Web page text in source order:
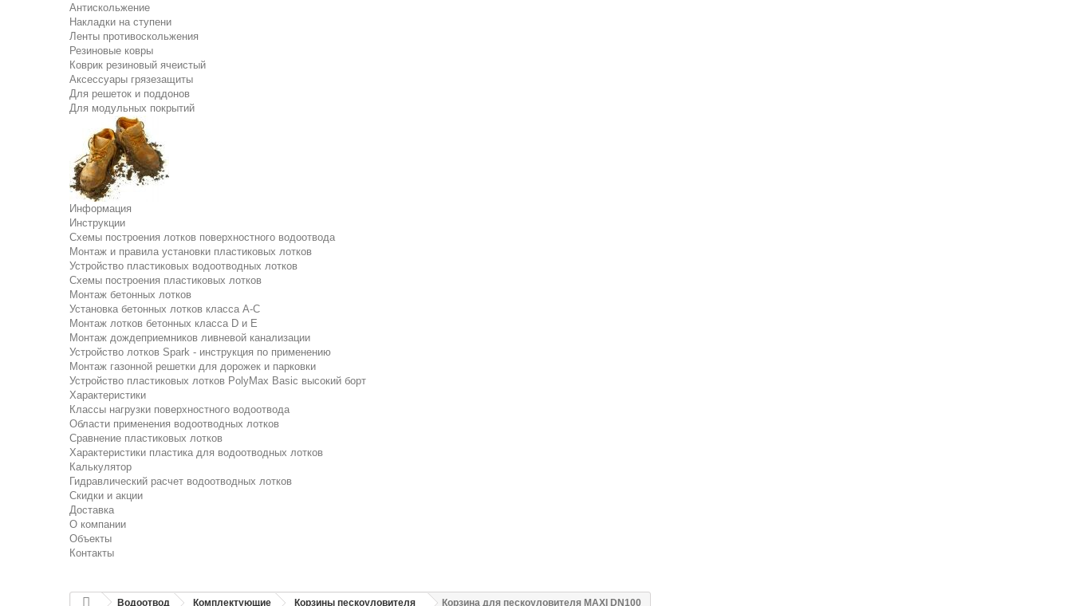
Антискольжение
Накладки на ступени
Ленты противоскольжения
Резиновые ковры
Коврик резиновый ячеистый
Аксессуары грязезащиты
Для решеток и поддонов
Для модульных покрытий
Информация
Инструкции
Схемы построения лотков поверхностного водоотвода
Монтаж и правила установки пластиковых лотков
Устройство пластиковых водоотводных лотков
Схемы построения пластиковых лотков
Монтаж бетонных лотков
Установка бетонных лотков класса A-C
Монтаж лотков бетонных класса D и E
Монтаж дождеприемников ливневой канализации
Устройство лотков Spark - инструкция по применению
Монтаж газонной решетки для дорожек и парковки
Устройство пластиковых лотков PolyMax Basic высокий борт
Характеристики
Классы нагрузки поверхностного водоотвода
Области применения водоотводных лотков
Сравнение пластиковых лотков
Характеристики пластика для водоотводных лотков
Калькулятор
Гидравлический расчет водоотводных лотков
Скидки и акции
Доставка
О компании
Объекты
Контакты
Водоотвод Комплектующие Корзины пескоуловителя Корзина для пескоуловителя MAXI DN100